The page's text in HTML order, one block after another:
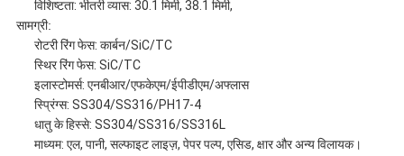
विशिष्टता: भीतरी व्यास: 30.1 मिमी, 38.1 मिमी,
सामग्री:
रोटरी रिंग फेस: कार्बन/SiC/TC
स्थिर रिंग फेस: SiC/TC
इलास्टोमर्स: एनबीआर/एफकेएम/ईपीडीएम/अफ्लास
स्प्रिंग्स: SS304/SS316/PH17-4
धातु के हिस्से: SS304/SS316/SS316L
माध्यम: एल, पानी, सल्फाइट लाइज़, पेपर पल्प, एसिड, क्षार और अन्य विलायक।